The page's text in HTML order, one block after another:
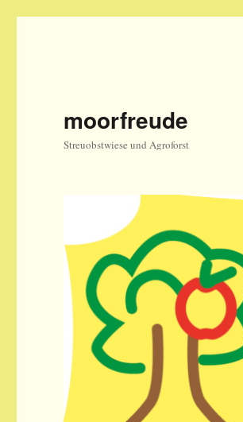
moorfreude
Streuobstwiese und Agroforst